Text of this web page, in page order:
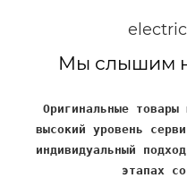
Мы слышим
Оригинальные
высокий уровень
индивидуальный
этапах